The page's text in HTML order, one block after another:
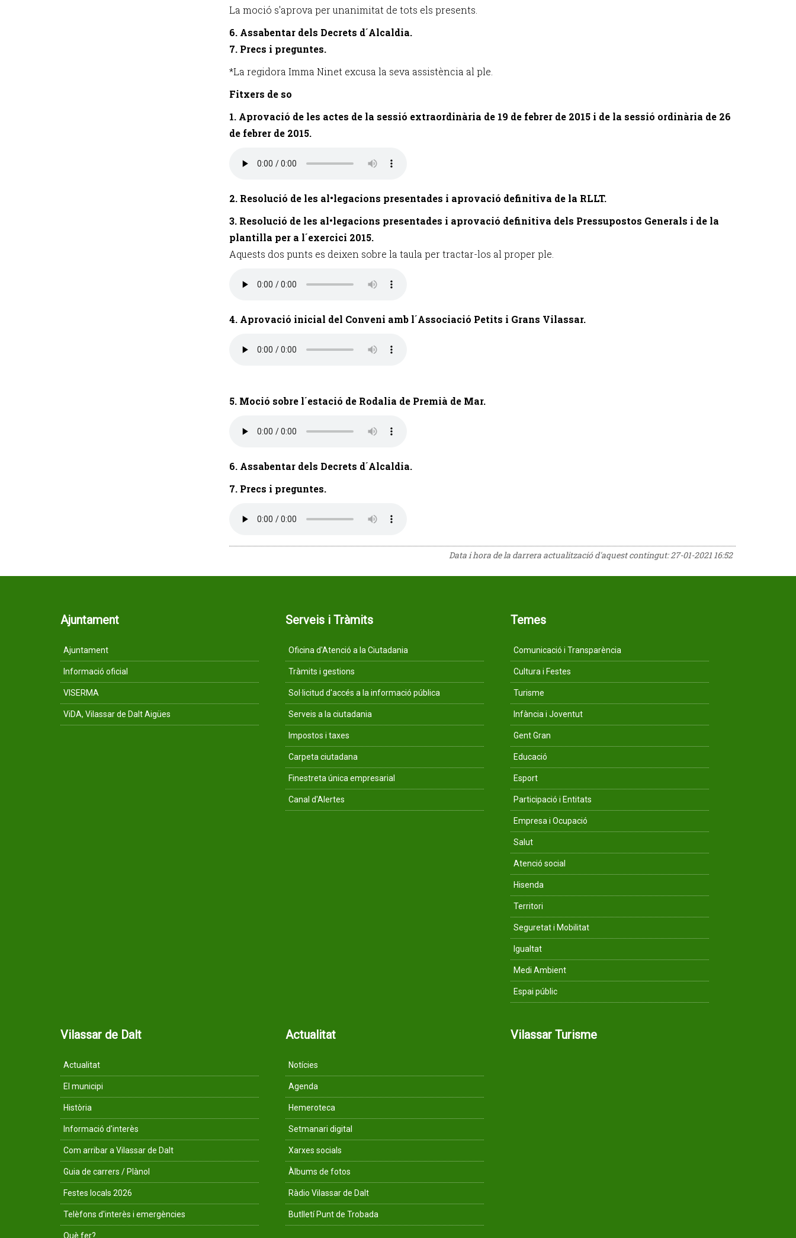
La moció s'aprova per unanimitat de tots els presents.
6. Assabentar dels Decrets d´Alcaldia.
7. Precs i preguntes.
*La regidora Imma Ninet excusa la seva assistència al ple.
Fitxers de so
1. Aprovació de les actes de la sessió extraordinària de 19 de febrer de 2015 i de la sessió ordinària de 26
de febrer de 2015.
2. Resolució de les al•legacions presentades i aprovació definitiva de la RLLT.
3. Resolució de les al•legacions presentades i aprovació definitiva dels Pressupostos Generals i de la
plantilla per a l´exercici 2015.
Aquests dos punts es deixen sobre la taula per tractar-los al proper ple.
4. Aprovació inicial del Conveni amb l´Associació Petits i Grans Vilassar.
5. Moció sobre l´estació de Rodalia de Premià de Mar.
6. Assabentar dels Decrets d´Alcaldia.
7. Precs i preguntes.
Data i hora de la darrera actualització d'aquest contingut:27-01-2021 16:52
Ajuntament
Ajuntament
Informació oficial
VISERMA
ViDA, Vilassar de Dalt Aigües
Serveis i Tràmits
Oficina d'Atenció a la Ciutadania
Tràmits i gestions
Sol·licitud d'accés a la informació pública
Serveis a la ciutadania
Impostos i taxes
Carpeta ciutadana
Finestreta única empresarial
Canal d'Alertes
Temes
Comunicació i Transparència
Cultura i Festes
Turisme
Infància i Joventut
Gent Gran
Educació
Esport
Participació i Entitats
Empresa i Ocupació
Salut
Atenció social
Hisenda
Territori
Seguretat i Mobilitat
Igualtat
Medi Ambient
Espai públic
Vilassar de Dalt
Actualitat
El municipi
Història
Informació d'interès
Com arribar a Vilassar de Dalt
Guia de carrers / Plànol
Festes locals 2026
Telèfons d'interès i emergències
Què fer?
Actualitat
Notícies
Agenda
Hemeroteca
Setmanari digital
Xarxes socials
Àlbums de fotos
Ràdio Vilassar de Dalt
Butlletí Punt de Trobada
Vilassar Turisme